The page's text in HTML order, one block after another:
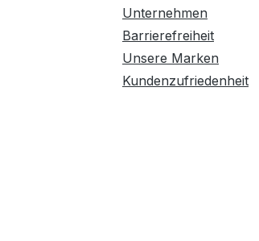
Unternehmen
Barrierefreiheit
Unsere Marken
Kundenzufriedenheit